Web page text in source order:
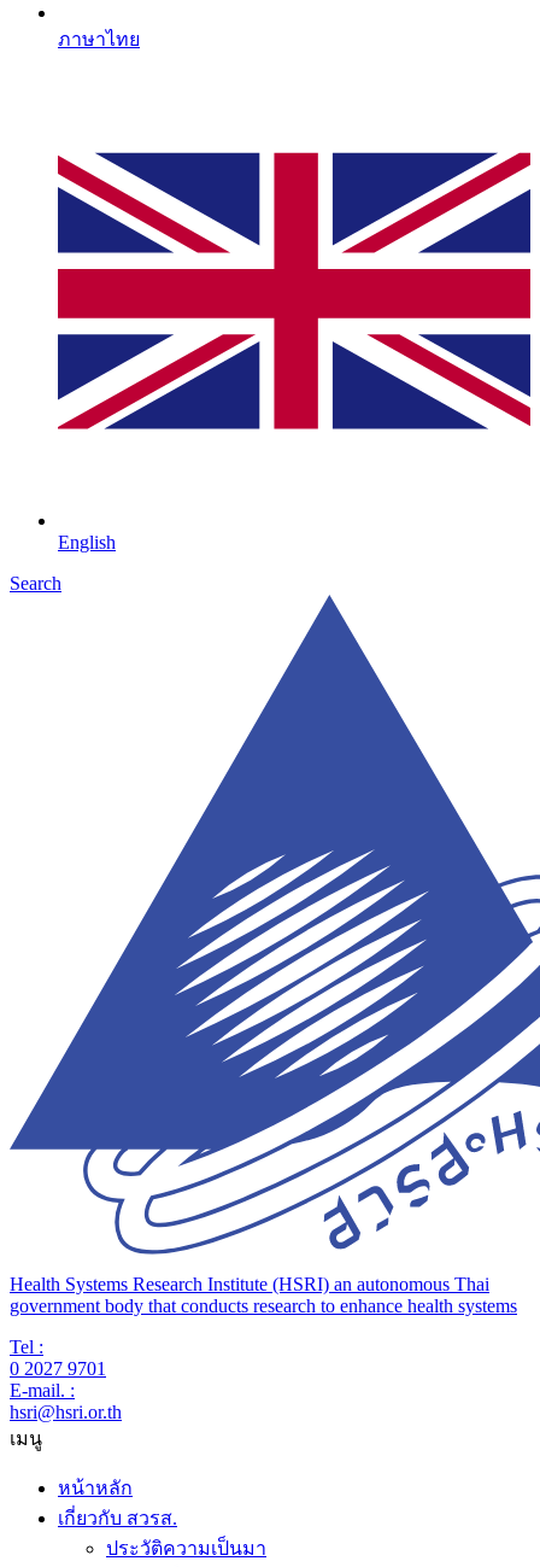
ภาษาไทย
English
Search
Health Systems Research Institute (HSRI) an autonomous Thai
government body that conducts research to enhance health systems
Tel :
0 2027 9701
E-mail. :
hsri@hsri.or.th
เมนู
หน้าหลัก
เกี่ยวกับ สวรส.
ประวัติความเป็นมา